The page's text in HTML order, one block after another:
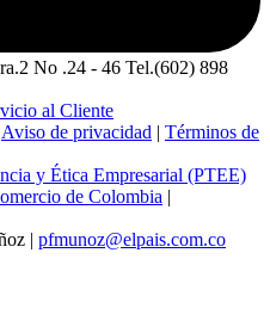
No .24 - 46 Tel.(602) 898
al Cliente
Aviso de privacidad | Términos de
y Ética Empresarial (PTEE)
de Colombia |
| pfmunoz@elpais.com.co